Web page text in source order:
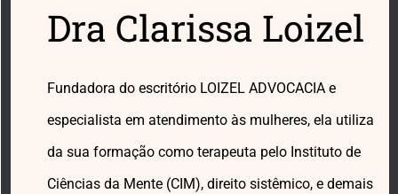
Dra Clarissa Loizel
Fundadora do escritório LOIZEL ADVOCACIA e
especialista em atendimento às mulheres, ela utiliza
da sua formação como terapeuta pelo Instituto de
Ciências da Mente (CIM), direito sistêmico, e demais